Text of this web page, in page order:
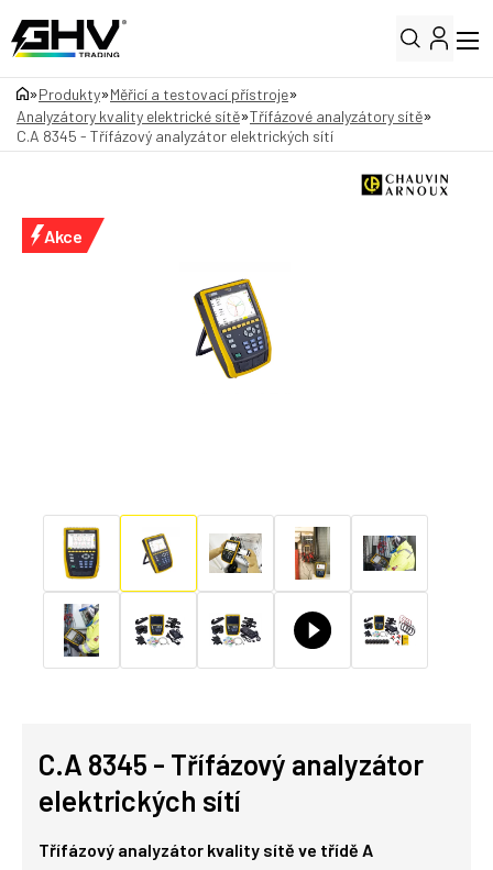
»Produkty»Měřicí a testovací přístroje»
Analyzátory kvality elektrické sítě»Třífázové analyzátory sítě»
C.A 8345 - Třífázový analyzátor elektrických sítí
Akce
C.A 8345 - Třífázový analyzátor
elektrických sítí
Třífázový analyzátor kvality sítě ve třídě A